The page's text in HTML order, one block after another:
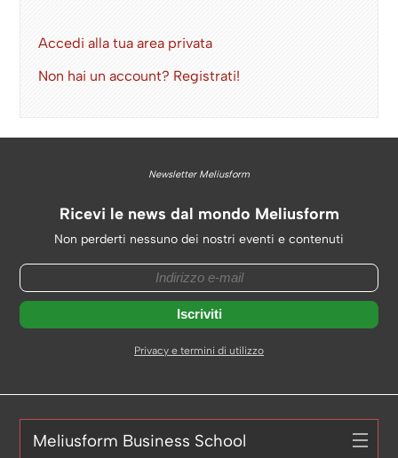
Accedi alla tua area privata
Non hai un account? Registrati!
Newsletter Meliusform
Ricevi le news dal mondo Meliusform
Non perderti nessuno dei nostri eventi e contenuti
Privacy e termini di utilizzo
Meliusform Business School